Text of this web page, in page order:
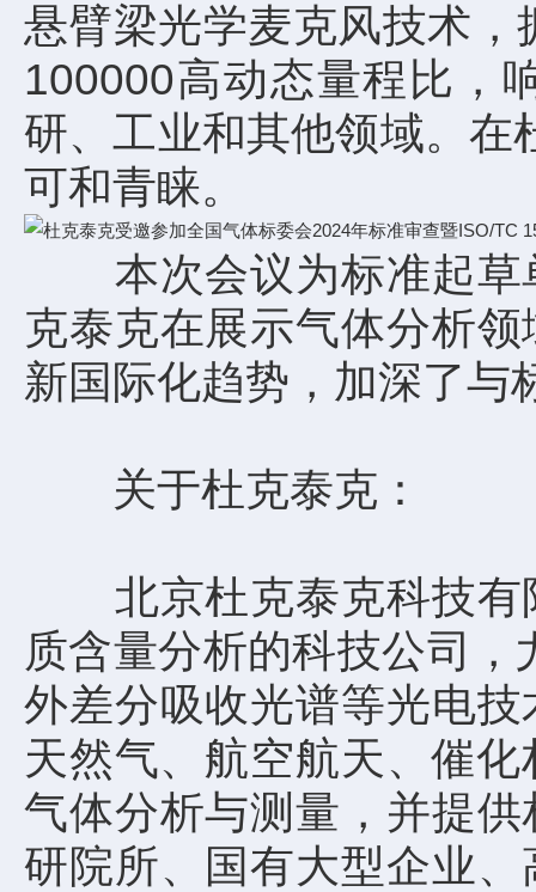
悬臂梁光学麦克风技术
100000高动态量程比，
研、工业和其他领域。在
可和青睐。
本次会议为标准起草
克泰克在展示气体分析
新国际化趋势，加深了与
关于杜克泰克：
北京杜克泰克科技有
质含量分析的科技公司
外差分吸收光谱等光电
天然气、航空航天、催
气体分析与测量，并提
研院所、国有大型企业